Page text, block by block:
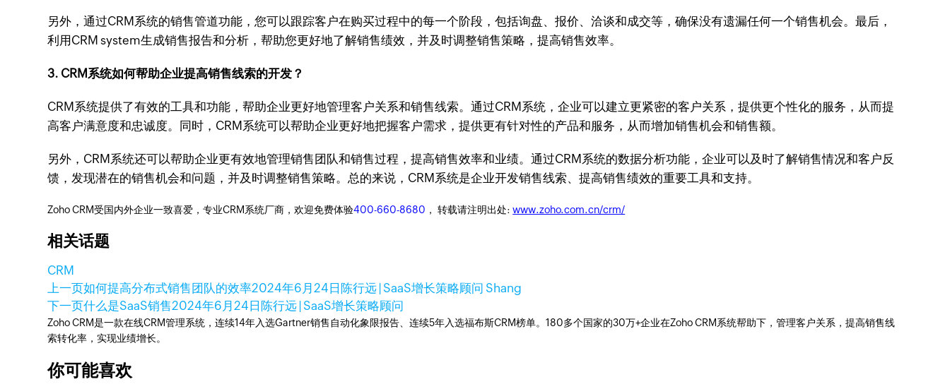
另外，通过CRM系统的销售管道功能，您可以跟踪客户在购买过程中的每一个阶段，包括询盘、报价、洽谈和成交等，确保没有遗漏任何一个销售机会。最后，
利用CRM system生成销售报告和分析，帮助您更好地了解销售绩效，并及时调整销售策略，提高销售效率。
3. CRM系统如何帮助企业提高销售线索的开发？
CRM系统提供了有效的工具和功能，帮助企业更好地管理客户关系和销售线索。通过CRM系统，企业可以建立更紧密的客户关系，提供更个性化的服务，从而提
高客户满意度和忠诚度。同时，CRM系统可以帮助企业更好地把握客户需求，提供更有针对性的产品和服务，从而增加销售机会和销售额。
另外，CRM系统还可以帮助企业更有效地管理销售团队和销售过程，提高销售效率和业绩。通过CRM系统的数据分析功能，企业可以及时了解销售情况和客户反
馈，发现潜在的销售机会和问题，并及时调整销售策略。总的来说，CRM系统是企业开发销售线索、提高销售绩效的重要工具和支持。
Zoho CRM受国内外企业一致喜爱，专业CRM系统厂商，欢迎免费体验400-660-8680 ， 转载请注明出处:www.zoho.com.cn/crm/
相关话题
CRM
上一页如何提高分布式销售团队的效率2024年6月24日 陈行远 | SaaS增长策略顾问 Shang
下一页什么是SaaS销售2024年6月24日 陈行远 | SaaS增长策略顾问
Zoho CRM是一款在线CRM管理系统，连续14年入选Gartner销售自动化象限报告、连续5年入选福布斯CRM榜单。180多个国家的30万+企业在Zoho CRM系统帮助下，管理客户关系，提高销售线
索转化率，实现业绩增长。
你可能喜欢